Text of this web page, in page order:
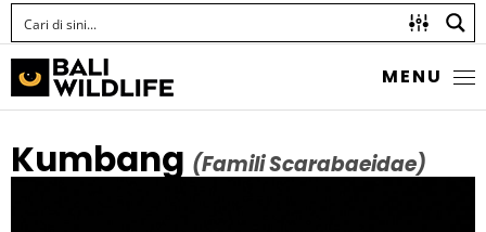
MENU
Kumbang (Famili Scarabaeidae)